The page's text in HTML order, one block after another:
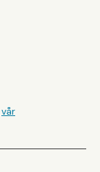
vår